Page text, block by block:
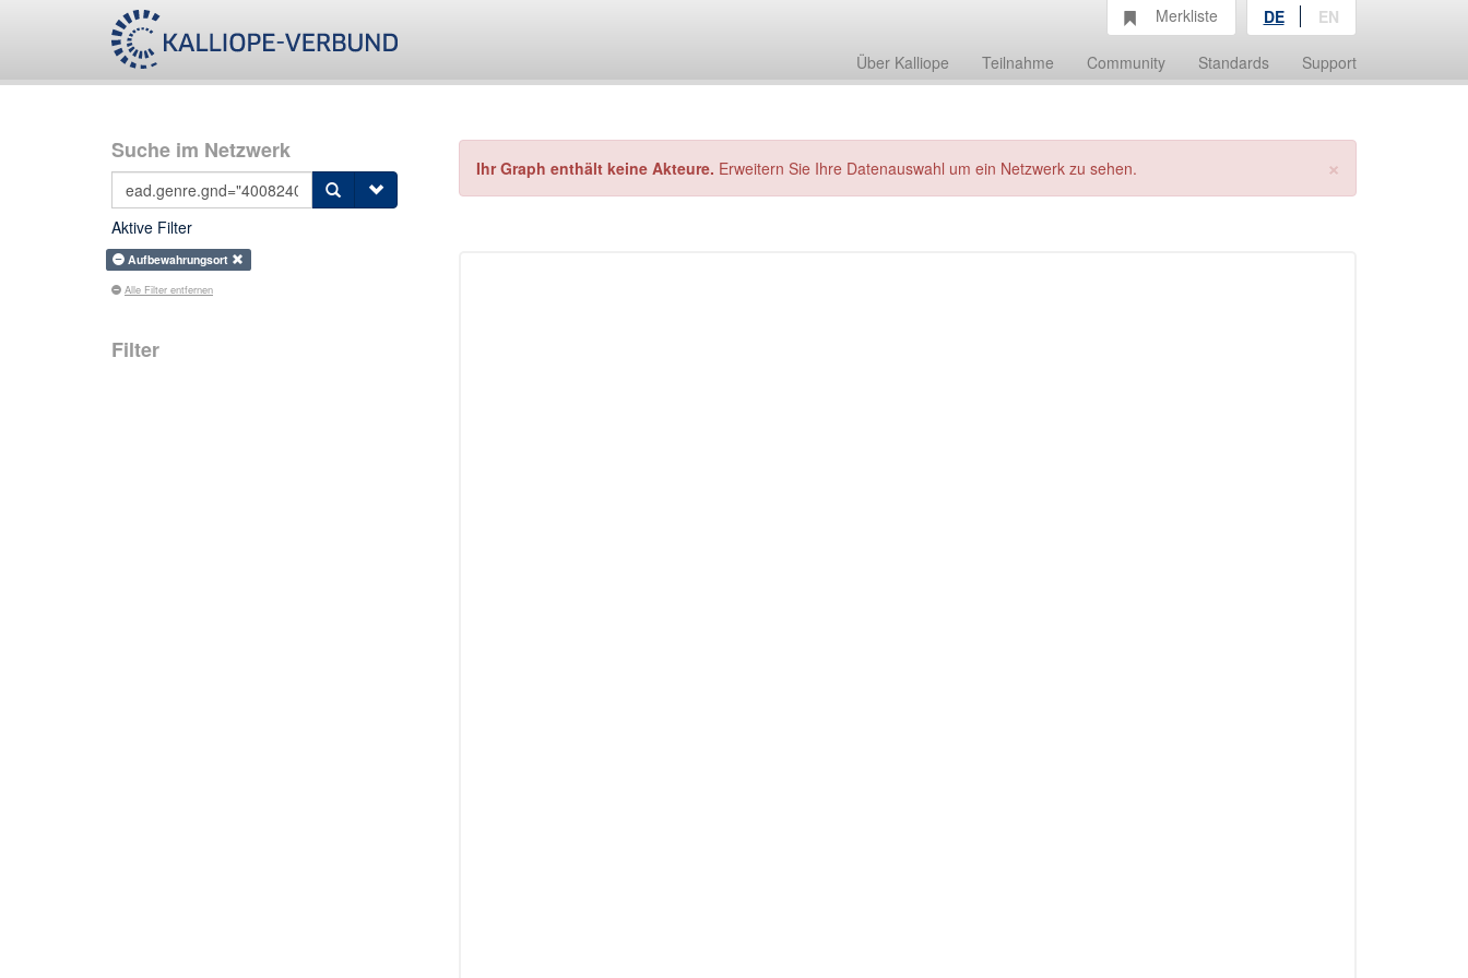
Über Kalliope Teilnahme Community Standards Support
Merkliste DE EN
Suche im Netzwerk
Aktive Filter
Aufbewahrungsort
Alle Filter entfernen
Filter
×
Ihr Graph enthält keine Akteure. Erweitern Sie Ihre Datenauswahl um ein Netzwerk zu sehen.